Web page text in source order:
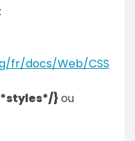
fr/docs/Web/CSS
}ou